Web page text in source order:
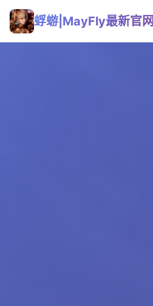
蜉蝣|MayFly最新官网